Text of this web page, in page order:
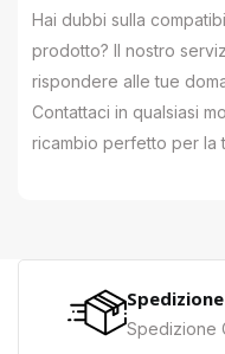
Hai dubbi sulla
prodotto? Il nostro
rispondere alle tue
Contattaci in qualsiasi
ricambio perfetto per la
Spedizione